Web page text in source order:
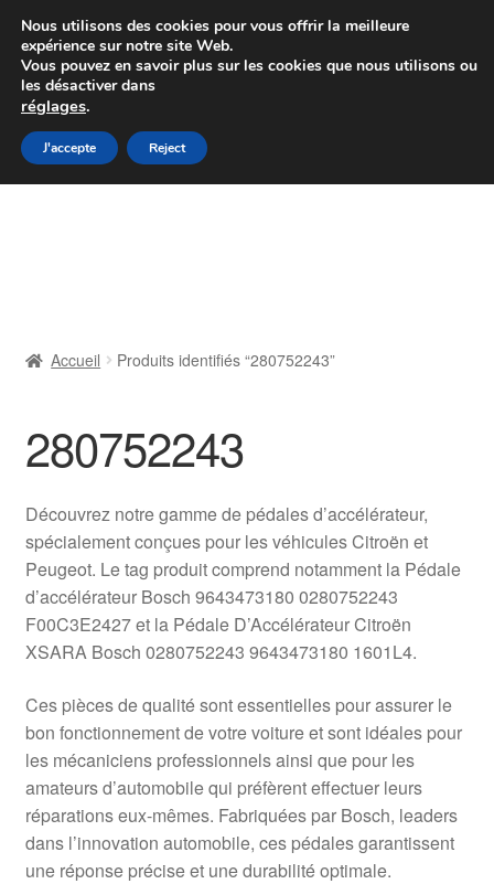
Colissimo livraison à partir de 7 EUR
Du lundi au vendredi de 9 h à 16 h
Aller
à
Aller
au
Livraison
Livraison internationale
Mon compte
Paiements
Plainte
Politique de confidentialité
Procédure de Réclamation
Accueil Produits identifiés “280752243”
280752243
Découvrez notre gamme de pédales d’accélérateur,
spécialement conçues pour les véhicules Citroën et
Peugeot. Le tag produit comprend notamment la Pédale
d’accélérateur Bosch 9643473180 0280752243
F00C3E2427 et la Pédale D’Accélérateur Citroën
XSARA Bosch 0280752243 9643473180 1601L4.
Ces pièces de qualité sont essentielles pour assurer le
bon fonctionnement de votre voiture et sont idéales pour
les mécaniciens professionnels ainsi que pour les
amateurs d’automobile qui préfèrent effectuer leurs
réparations eux-mêmes. Fabriquées par Bosch, leaders
dans l’innovation automobile, ces pédales garantissent
une réponse précise et une durabilité optimale.
Nous utilisons des cookies pour vous offrir la meilleure
expérience sur notre site Web.
Vous pouvez en savoir plus sur les cookies que nous utilisons ou
les désactiver dans
réglages.
J'accepte Reject